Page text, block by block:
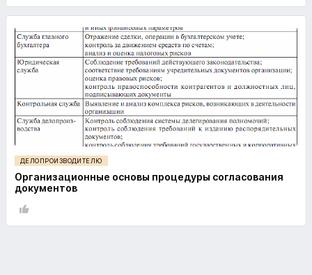
ДЕЛОПРОИЗВОДИТЕЛЮ
Организационные основы процедуры согласования
документов